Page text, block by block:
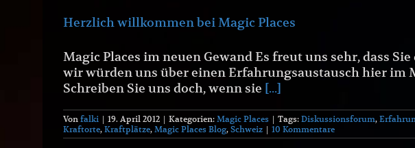
Herzlich willkommen bei Magic Places
Magic Places im neuen Gewand Es freut uns sehr, dass
wir würden uns über einen Erfahrungsaustausch hier im
Schreiben Sie uns doch, wenn sie [...]
Von falki | 19. April 2012 | Kategorien: Magic Places | Tags: Diskussionsforum,
Kraftorte, Kraftplätze, Magic Places Blog, Schweiz | 10 Kommentare